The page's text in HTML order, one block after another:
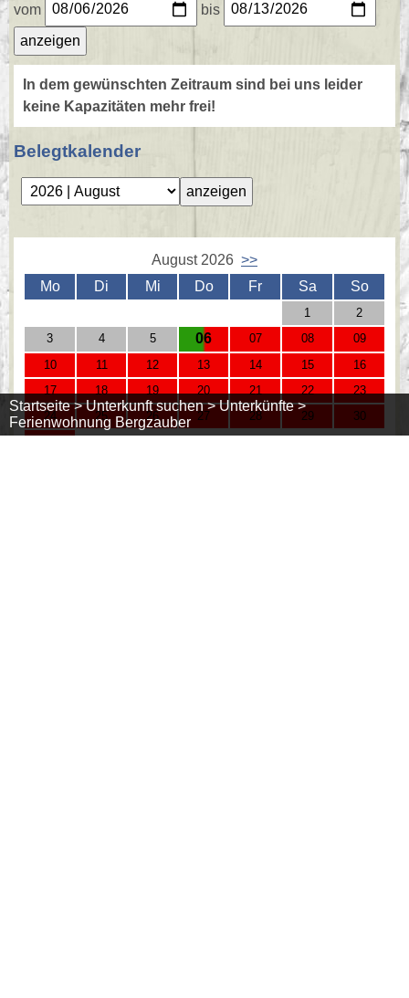
vom bis
In dem gewünschten Zeitraum sind bei uns leider
keine Kapazitäten mehr frei!
Belegtkalender
August 2026 >>
Mo
Di Mi Do Fr Sa So
1
2
3
4 5 06 07 08
09
10
11 12 13 14 15
16
17
18 19 20 21 22
23
24
25 26 27 28 29
30
Startseite > Unterkunft suchen > Unterkünfte >
Ferienwohnung Bergzauber